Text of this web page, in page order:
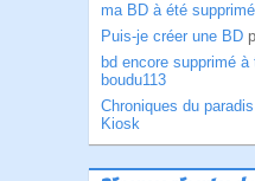
ma BD à été supprimé
Puis-je créer une BD
bd encore supprimé à
boudu113
Chroniques du
Kiosk